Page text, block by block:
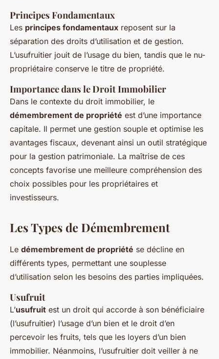
Principes Fondamentaux
Les principes fondamentaux reposent sur la
séparation des droits d’utilisation et de gestion.
L’usufruitier jouit de l’usage du bien, tandis que le nu-
propriétaire conserve le titre de propriété.
Importance dans le Droit Immobilier
Dans le contexte du droit immobilier, le
démembrement de propriété est d’une importance
capitale. Il permet une gestion souple et optimise les
avantages fiscaux, devenant ainsi un outil stratégique
pour la gestion patrimoniale. La maîtrise de ces
concepts favorise une meilleure compréhension des
choix possibles pour les propriétaires et
investisseurs.
Les Types de Démembrement
Le démembrement de propriété se décline en
différents types, permettant une souplesse
d’utilisation selon les besoins des parties impliquées.
Usufruit
L’usufruit est un droit qui accorde à son bénéficiaire
(l’usufruitier) l’usage d’un bien et le droit d’en
percevoir les fruits, tels que les loyers d’un bien
immobilier. Néanmoins, l’usufruitier doit veiller à ne